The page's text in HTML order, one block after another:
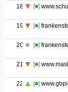
18 [■]
19 [■]
20 [■]
21 [■]
22 [■]